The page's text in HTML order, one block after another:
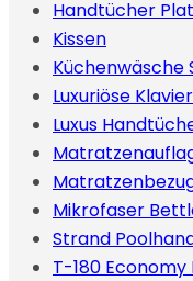
Handtücher
Kissen
Küchenwäsche
Luxuriöse
Luxus
Mikrofaser
Strand
T-180